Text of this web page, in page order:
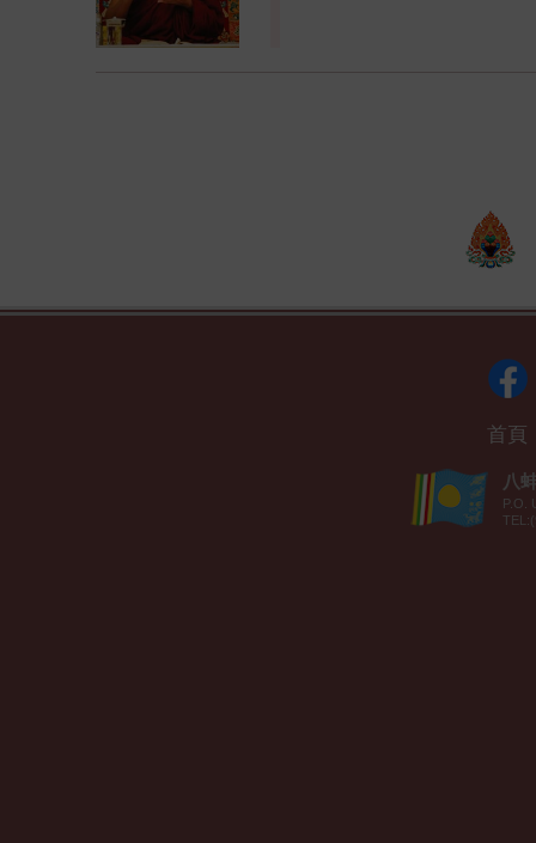
首頁
八
P.O.